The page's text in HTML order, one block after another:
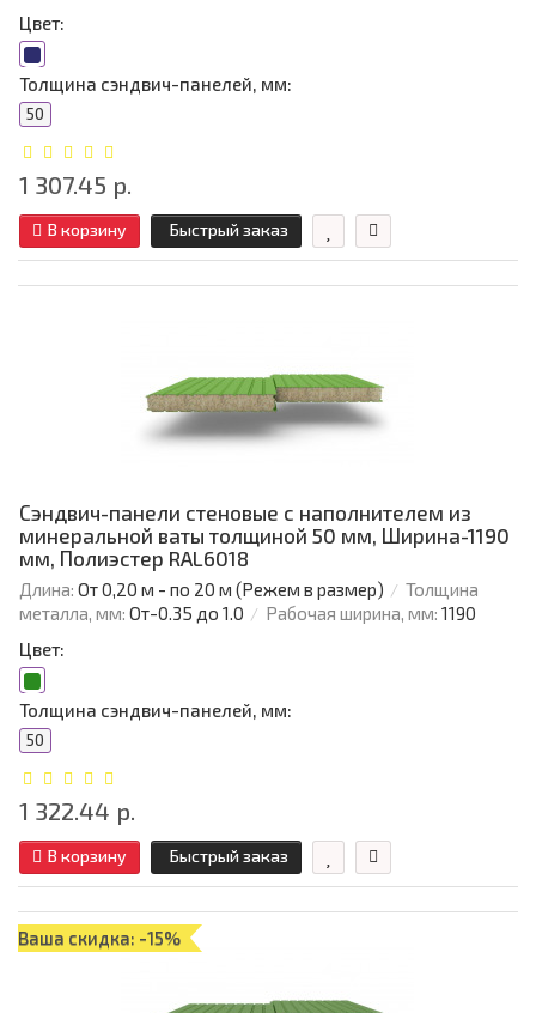
Цвет:
Толщина сэндвич-панелей, мм:
50
1 307.45 р.
В корзину Быстрый заказ
Сэндвич-панели стеновые с наполнителем из
минеральной ваты толщиной 50 мм, Ширина-1190
мм, Полиэстер RAL6018
Длина: От 0,20 м - по 20 м (Режем в размер)
Толщина
металла, мм: От-0.35 до 1.0 Рабочая ширина, мм: 1190
Цвет:
Толщина сэндвич-панелей, мм:
50
1 322.44 р.
В корзину Быстрый заказ
Ваша скидка: -15%